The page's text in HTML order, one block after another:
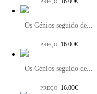
PREÇO:
Os Génios seguido de...
PREÇO: 16.00€
Os Génios seguido de...
PREÇO: 16.00€